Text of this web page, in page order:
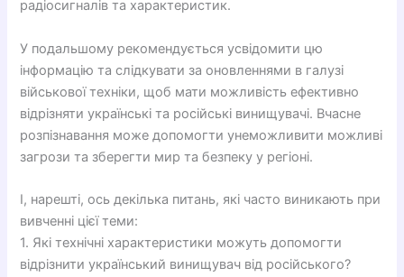
радіосигналів та характеристик.
У подальшому рекомендується усвідомити цю
інформацію та слідкувати за оновленнями в галузі
військової техніки, щоб мати можливість ефективно
відрізняти українські та російські винищувачі. Вчасне
розпізнавання може допомогти унеможливити можливі
загрози та зберегти мир та безпеку у регіоні.
І, нарешті, ось декілька питань, які часто виникають при
вивченні цієї теми:
1. Які технічні характеристики можуть допомогти
відрізнити український винищувач від російського?